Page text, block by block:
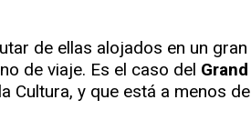
de ellas alojados en un gran
de viaje. Es el caso del Grand
Cultura, y que está a menos de